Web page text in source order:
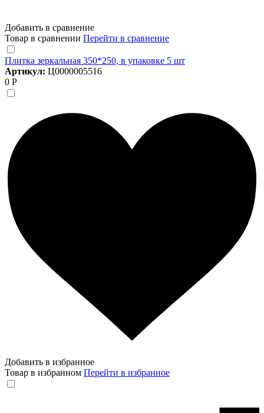
Добавить в сравнение
Товар в сравнении Перейти в сравнение
Плитка зеркальная 350*250, в упаковке 5 шт
Артикул: Ц0000005516
0 Р
Добавить в избранное
Товар в избранном Перейти в избранное